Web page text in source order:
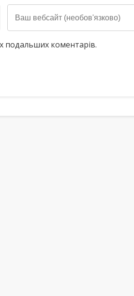
подальших коментарів.